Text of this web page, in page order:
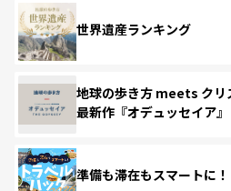
世界遺産ランキング
地球の歩き方 meets クリ
最新作『オデュッセイア』
準備も滞在もスマートに